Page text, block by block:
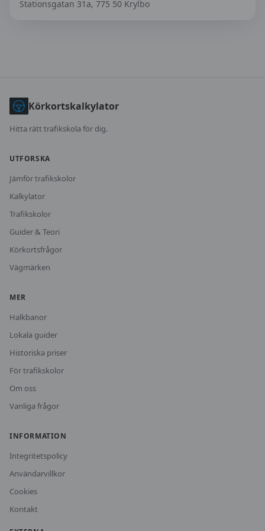
Stationsgatan 31a, 775 50 Krylbo
Körkortskalkylator
Hitta rätt trafikskola för dig.
UTFORSKA
Jämför trafikskolor
Kalkylator
Trafikskolor
Guider & Teori
Körkortsfrågor
Vägmärken
MER
Halkbanor
Lokala guider
Historiska priser
För trafikskolor
Om oss
Vanliga frågor
INFORMATION
Integritetspolicy
Användarvillkor
Cookies
Kontakt